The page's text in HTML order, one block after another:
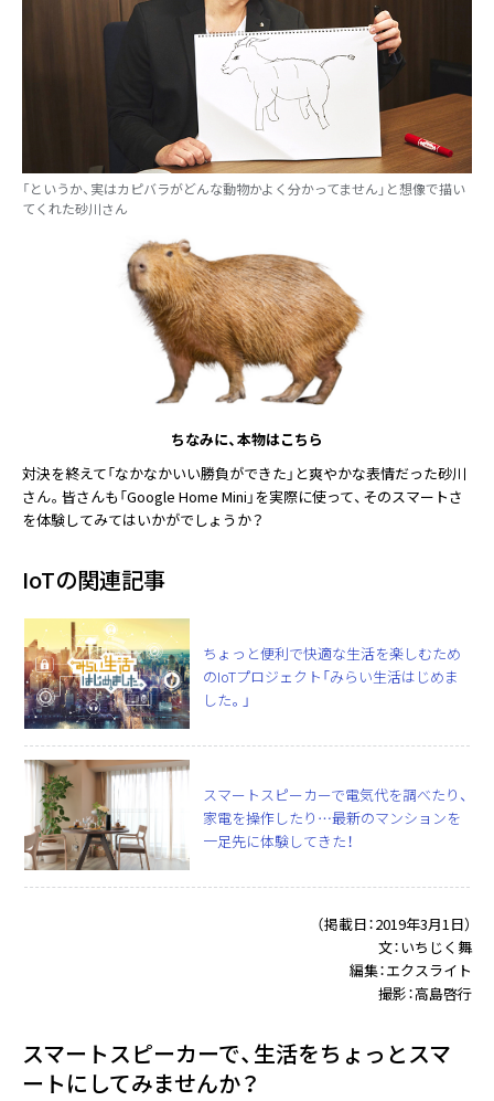
「というか、実はカピバラがどんな動物かよく分かってません」と想像で描い
てくれた砂川さん
ちなみに、本物はこちら
対決を終えて「なかなかいい勝負ができた」と爽やかな表情だった砂川
さん。皆さんも「Google Home Mini」を実際に使って、そのスマートさ
を体験してみてはいかがでしょうか？
IoTの関連記事
ちょっと便利で快適な生活を楽しむため
のIoTプロジェクト「みらい生活はじめま
した。」
スマートスピーカーで電気代を調べたり、
家電を操作したり…最新のマンションを
一足先に体験してきた！
（掲載日：2019年3月1日）
文：いちじく舞
編集：エクスライト
撮影：高島啓行
スマートスピーカーで、生活をちょっとスマ
ートにしてみませんか？